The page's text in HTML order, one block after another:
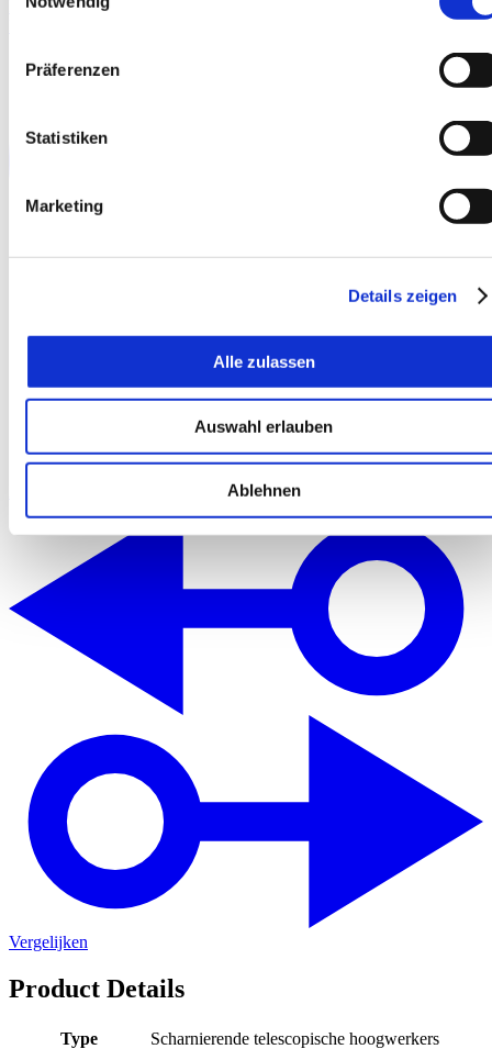
Präferenzen
Statistiken
Marketing
Details zeigen
Alle zulassen
Auswahl erlauben
Ablehnen
More details
Vergelijken
Product Details
Type
Scharnierende telescopische hoogwerkers